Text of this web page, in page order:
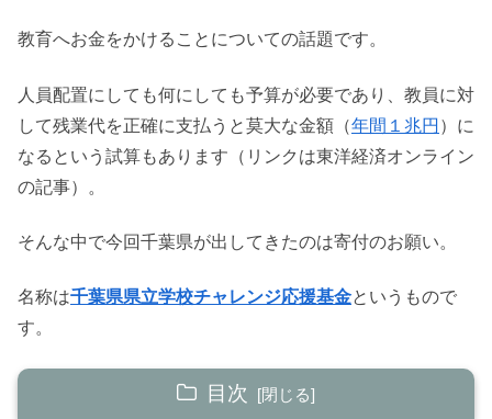
教育へお金をかけることについての話題です。
人員配置にしても何にしても予算が必要であり、教員に対
して残業代を正確に支払うと莫大な金額（年間１兆円 ）に
なるという試算もあります（リンクは東洋経済オンライン
の記事）。
そんな中で今回千葉県が出してきたのは寄付のお願い。
名称は千葉県県立学校チャレンジ応援基金というもので
す。
目次